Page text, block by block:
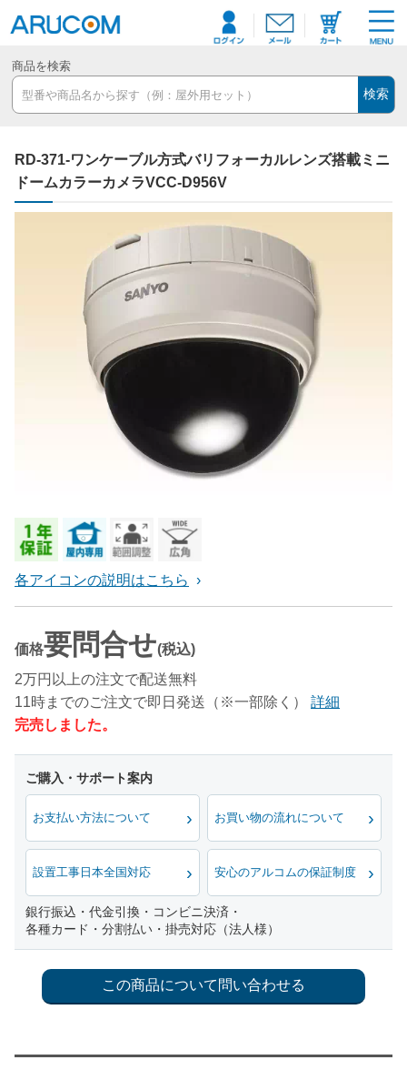
商品を検索
検索
RD-371-ワンケーブル方式バリフォーカルレンズ搭載ミニ
ドームカラーカメラVCC-D956V
各アイコンの説明はこちら
価格要問合せ(税込)
2万円以上の注文で配送無料
11時までのご注文で即日発送（※一部除く）
詳細
完売しました。
お支払い方法について お買い物の流れについて
設置工事日本全国対応 安心のアルコムの保証制度
銀行振込・代金引換・コンビニ決済・
各種カード・分割払い・掛売対応（法人様）